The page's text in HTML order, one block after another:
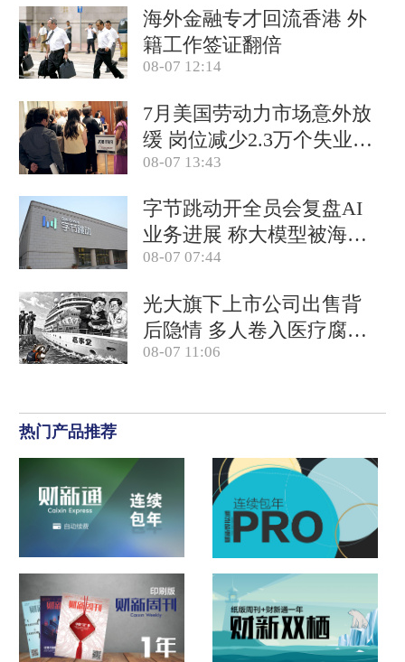
海外金融专才回流香港 外
籍工作签证翻倍
08-07 12:14
7月美国劳动力市场意外放
缓 岗位减少2.3万个失业率
降至4.1%
08-07 13:43
字节跳动开全员会复盘AI
业务进展 称大模型被海外
竞对拉开差距
08-07 07:44
光大旗下上市公司出售背
后隐情 多人卷入医疗腐败
案被查
08-07 11:06
热门产品推荐